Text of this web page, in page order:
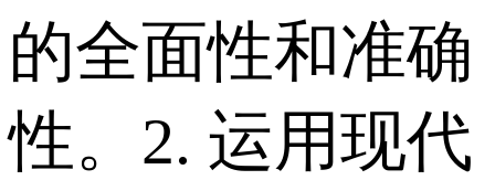
的全面性和准确
性。 2. 运用现代